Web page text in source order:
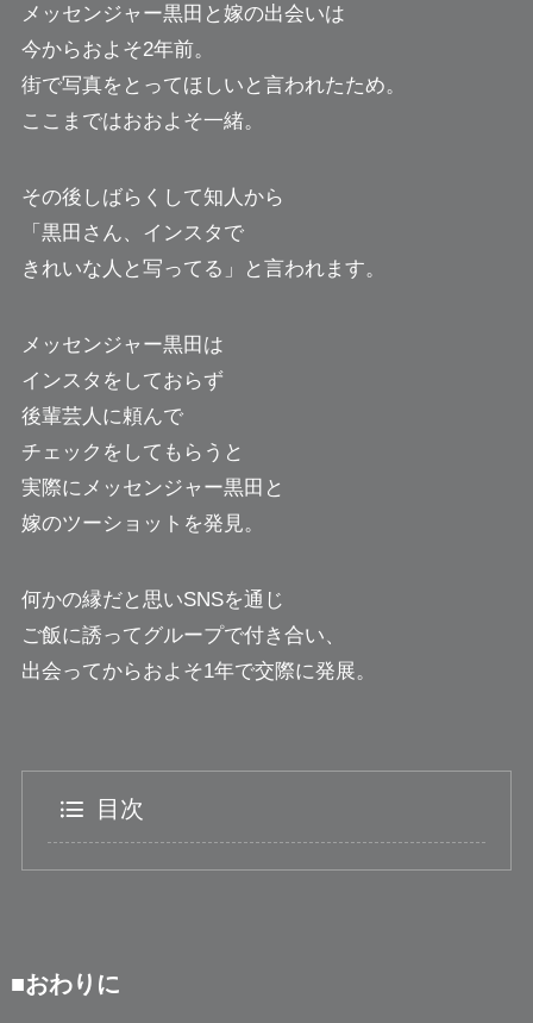
メッセンジャー黒田と嫁の出会いは
今からおよそ2年前。
街で写真をとってほしいと言われたため。
ここまではおおよそ一緒。
その後しばらくして知人から
「黒田さん、インスタで
きれいな人と写ってる」と言われます。
メッセンジャー黒田は
インスタをしておらず
後輩芸人に頼んで
チェックをしてもらうと
実際にメッセンジャー黒田と
嫁のツーショットを発見。
何かの縁だと思いSNSを通じ
ご飯に誘ってグループで付き合い、
出会ってからおよそ1年で交際に発展。
目次
■おわりに